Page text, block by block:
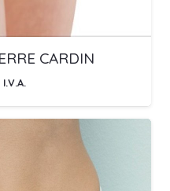
CARDIN
I.V.A.